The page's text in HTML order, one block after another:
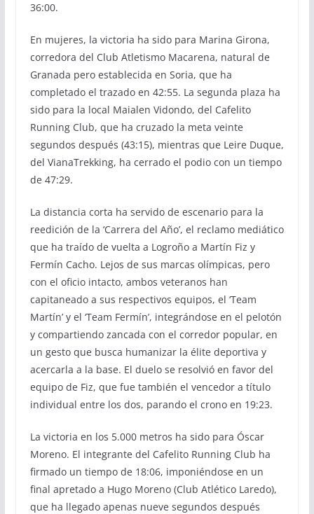
36:00.
En mujeres, la victoria ha sido para Marina Girona,
corredora del Club Atletismo Macarena, natural de
Granada pero establecida en Soria, que ha
completado el trazado en 42:55. La segunda plaza ha
sido para la local Maialen Vidondo, del Cafelito
Running Club, que ha cruzado la meta veinte
segundos después (43:15), mientras que Leire Duque,
del VianaTrekking, ha cerrado el podio con un tiempo
de 47:29.
La distancia corta ha servido de escenario para la
reedición de la ‘Carrera del Año’, el reclamo mediático
que ha traído de vuelta a Logroño a Martín Fiz y
Fermín Cacho. Lejos de sus marcas olímpicas, pero
con el oficio intacto, ambos veteranos han
capitaneado a sus respectivos equipos, el ‘Team
Martín’ y el ‘Team Fermín’, integrándose en el pelotón
y compartiendo zancada con el corredor popular, en
un gesto que busca humanizar la élite deportiva y
acercarla a la base. El duelo se resolvió en favor del
equipo de Fiz, que fue también el vencedor a título
individual entre los dos, parando el crono en 19:23.
La victoria en los 5.000 metros ha sido para Óscar
Moreno. El integrante del Cafelito Running Club ha
firmado un tiempo de 18:06, imponiéndose en un
final apretado a Hugo Moreno (Club Atlético Laredo),
que ha llegado apenas nueve segundos después